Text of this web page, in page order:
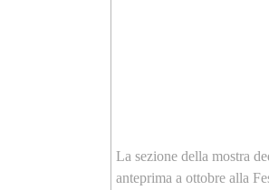
La sezione della mostra
anteprima a ottobre alla